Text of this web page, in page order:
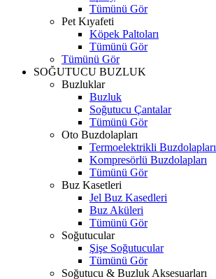
Tümünü Gör
Pet Kıyafeti
Köpek Paltoları
Tümünü Gör
Tümünü Gör
SOĞUTUCU BUZLUK
Buzluklar
Buzluk
Soğutucu Çantalar
Tümünü Gör
Oto Buzdolapları
Termoelektrikli Buzdolapları
Kompresörlü Buzdolapları
Tümünü Gör
Buz Kasetleri
Jel Buz Kasedleri
Buz Aküleri
Tümünü Gör
Soğutucular
Şişe Soğutucular
Tümünü Gör
Soğutucu & Buzluk Aksesuarları